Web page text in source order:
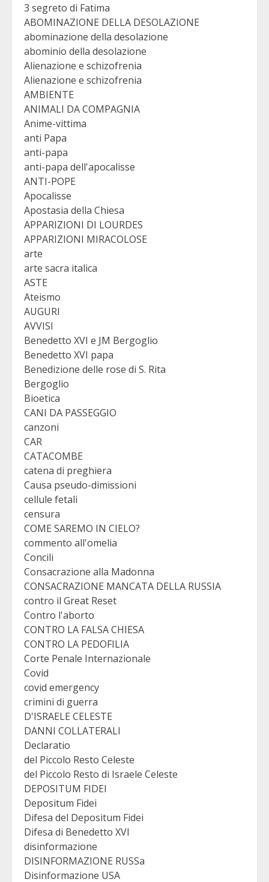
3 segreto di Fatima
ABOMINAZIONE DELLA DESOLAZIONE
abominazione della desolazione
abominio della desolazione
Alienazione e schizofrenia
Alienazione e schizofrenia
AMBIENTE
ANIMALI DA COMPAGNIA
Anime-vittima
anti Papa
anti-papa
anti-papa dell'apocalisse
ANTI-POPE
Apocalisse
Apostasia della Chiesa
APPARIZIONI DI LOURDES
APPARIZIONI MIRACOLOSE
arte
arte sacra italica
ASTE
Ateismo
AUGURI
AVVISI
Benedetto XVI e JM Bergoglio
Benedetto XVI papa
Benedizione delle rose di S. Rita
Bergoglio
Bioetica
CANI DA PASSEGGIO
canzoni
CAR
CATACOMBE
catena di preghiera
Causa pseudo-dimissioni
cellule fetali
censura
COME SAREMO IN CIELO?
commento all'omelia
Concili
Consacrazione alla Madonna
CONSACRAZIONE MANCATA DELLA RUSSIA
contro il Great Reset
Contro l'aborto
CONTRO LA FALSA CHIESA
CONTRO LA PEDOFILIA
Corte Penale Internazionale
Covid
covid emergency
crimini di guerra
D'ISRAELE CELESTE
DANNI COLLATERALI
Declaratio
del Piccolo Resto Celeste
del Piccolo Resto di Israele Celeste
DEPOSITUM FIDEI
Depositum Fidei
Difesa del Depositum Fidei
Difesa di Benedetto XVI
disinformazione
DISINFORMAZIONE RUSSa
Disinformazione USA